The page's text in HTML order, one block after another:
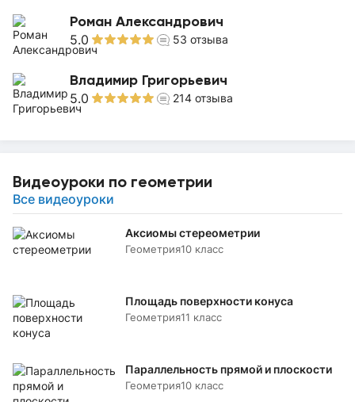
Роман Александрович
5.0 53 отзыва
Владимир Григорьевич
5.0 214 отзыва
Видеоуроки по геометрии
Все видеоуроки
Аксиомы стереометрии
Геометрия10 класс
Площадь поверхности конуса
Геометрия11 класс
Параллельность прямой и плоскости
Геометрия10 класс